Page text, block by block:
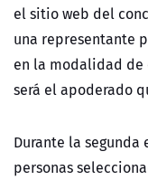
el sitio web del
una representante
en la modalidad de
será el apoderado
Durante la
personas